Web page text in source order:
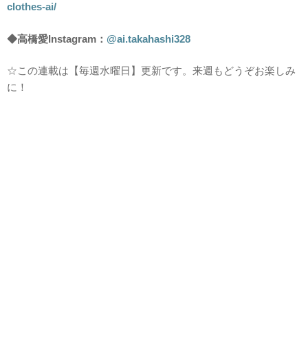
clothes-ai/
◆高橋愛Instagram： @ai.takahashi328
☆この連載は【毎週水曜日】更新です。来週もどうぞお楽しみ
に！